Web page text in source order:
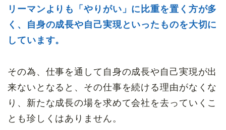
リーマンよりも「やりがい」に比重を置く方が多
く、自身の成長や自己実現といったものを大切に
しています。
その為、仕事を通して自身の成長や自己実現が出
来ないとなると、その仕事を続ける理由がなくな
り、新たな成長の場を求めて会社を去っていくこ
とも珍しくはありません。